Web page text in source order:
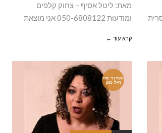
מאת: ליטל אסיף – צחוק קלפים
ומודעות 050-6808122 אני מוצאת
קרא עוד ←
השינוי מת
חיל כאן